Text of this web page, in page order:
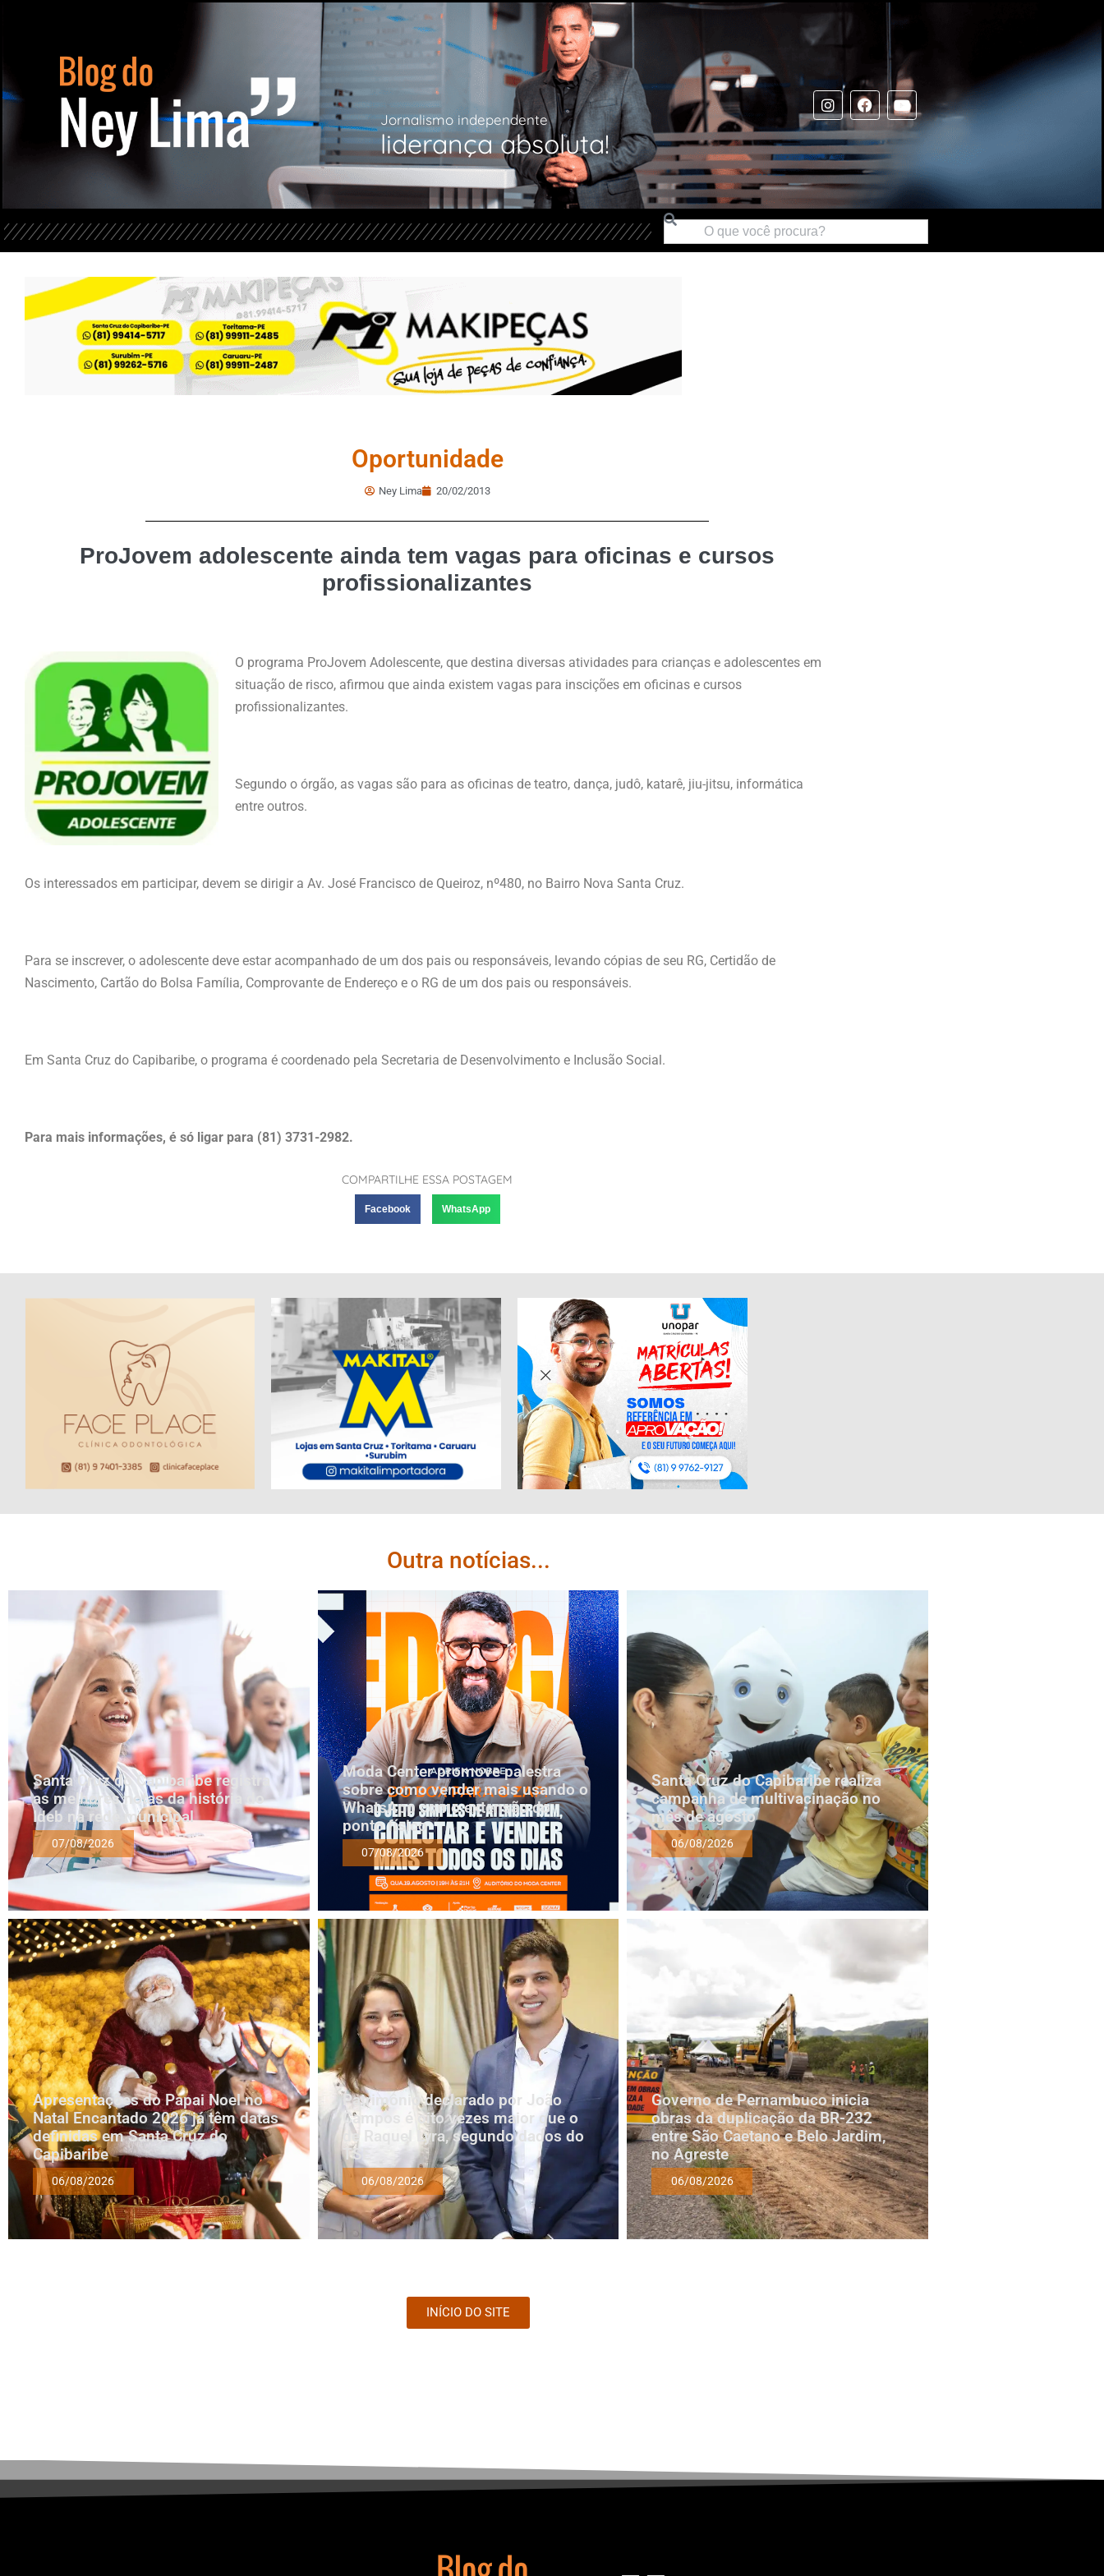
Jornalismo independente
liderança absoluta!
Oportunidade
Ney Lima 20/02/2013
ProJovem adolescente ainda tem vagas para oficinas e cursos
profissionalizantes
O programa ProJovem Adolescente, que destina diversas atividades para crianças e adolescentes em
situação de risco, afirmou que ainda existem vagas para inscições em oficinas e cursos
profissionalizantes.
Segundo o órgão, as vagas são para as oficinas de teatro, dança, judô, katarê, jiu-jitsu, informática
entre outros.
Os interessados em participar, devem se dirigir a Av. José Francisco de Queiroz, nº480, no Bairro Nova Santa Cruz.
Para se inscrever, o adolescente deve estar acompanhado de um dos pais ou responsáveis, levando cópias de seu RG, Certidão de
Nascimento, Cartão do Bolsa Família, Comprovante de Endereço e o RG de um dos pais ou responsáveis.
Em Santa Cruz do Capibaribe, o programa é coordenado pela Secretaria de Desenvolvimento e Inclusão Social.
Para mais informações, é só ligar para (81) 3731-2982.
COMPARTILHE ESSA POSTAGEM
Facebook WhatsApp
Outra notícias...
Santa Cruz do Capibaribe registra
as melhores notas da história do
Ideb na rede municipal
07/08/2026
Moda Center promove palestra
sobre como vender mais usando o
WhatsApp como extensão do
ponto físico
07/08/2026
Santa Cruz do Capibaribe realiza
campanha de multivacinação no
mês de agosto
06/08/2026
Apresentações do Papai Noel no
Natal Encantado 2026 já têm datas
definidas em Santa Cruz do
Capibaribe
06/08/2026
Patrimônio declarado por João
Campos é oito vezes maior que o
de Raquel Lyra, segundo dados do
TSE
06/08/2026
Governo de Pernambuco inicia
obras da duplicação da BR-232
entre São Caetano e Belo Jardim,
no Agreste
06/08/2026
INÍCIO DO SITE